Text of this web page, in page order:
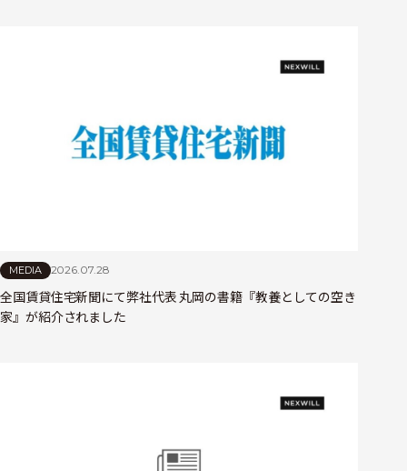
MEDIA 2026.07.28
全国賃貸住宅新聞にて弊社代表 丸岡の書籍『教養としての空き
家』が紹介されました